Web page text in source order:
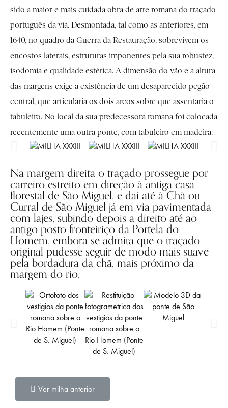
sido a maior e mais cuidada obra de arte romana do traçado
português da via. Desmontada, tal como as anteriores, em
1640, no quadro da Guerra da Restauração, sobrevivem os
encostos laterais, estruturas imponentes pela sua robustez,
isodomia e qualidade estética. A dimensão do vão e a altura
das margens exige a existência de um desaparecido pegão
central, que articularia os dois arcos sobre que assentaria o
tabuleiro. No local da sua predecessora romana foi colocada
recentemente uma outra ponte, com tabuleiro em madeira.
Na margem direita o traçado prossegue por
carreiro estreito em direção à antiga casa
florestal de São Miguel, e daí até à Chã ou
Curral de São Miguel já em via pavimentada
com lajes, subindo depois a direito até ao
antigo posto fronteiriço da Portela do
Homem, embora se admita que o traçado
original pudesse seguir de modo mais suave
pela bordadura da chã, mais próximo da
margem do rio.
Ver milha anterior